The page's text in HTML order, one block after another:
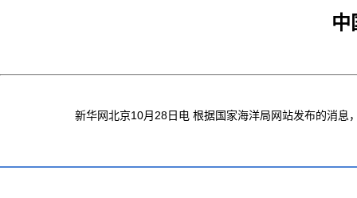
中
新华网北京10月28日电 根据国家海洋局网站发布的消息